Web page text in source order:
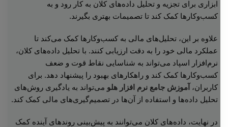
ابزاری برای تجزیه و تحلیل داده‌های کلان به کار رود و به
کسب‌وکارها کمک کند تا تصمیمات بهتری بگیرند.
علاوه بر این، تحلیل‌های مالی به کسب‌وکارها کمک می‌کند تا
عملکرد مالی خود را به دقت ارزیابی کنند. با تحلیل داده‌های کلان،
نرم‌افزار اسپاد می‌تواند به شناسایی نقاط قوت و ضعف
کسب‌وکارها کمک کند و راهکارهای بهبود را پیشنهاد دهد. برای
کاربران، آموزش جامع نرم افزار هلو می‌تواند به یادگیری روش‌های
تحلیل داده‌ها و استفاده از آن‌ها در تصمیم‌گیری‌های مالی کمک کند.
در نهایت، داده‌های کلان می‌توانند به پیش‌بینی روندهای آینده کمک